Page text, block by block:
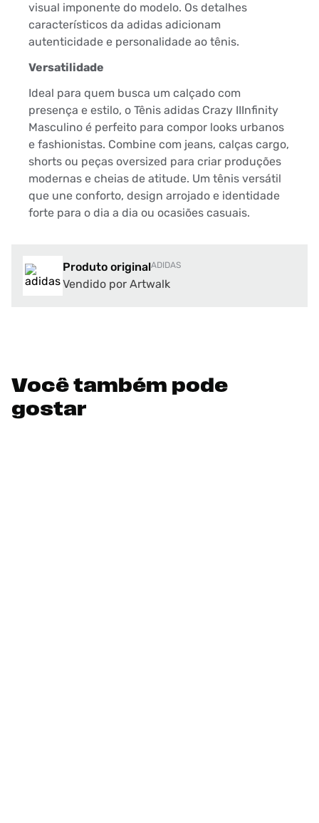
visual imponente do modelo. Os detalhes
característicos da adidas adicionam
autenticidade e personalidade ao tênis.
Versatilidade
Ideal para quem busca um calçado com
presença e estilo, o Tênis adidas Crazy IIInfinity
Masculino é perfeito para compor looks urbanos
e fashionistas. Combine com jeans, calças cargo,
shorts ou peças oversized para criar produções
modernas e cheias de atitude. Um tênis versátil
que une conforto, design arrojado e identidade
forte para o dia a dia ou ocasiões casuais.
Produto originalADIDAS
Vendido por Artwalk
Você também pode
gostar